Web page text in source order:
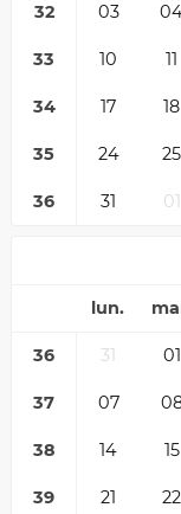
32 03
33 10 11
34 17 18
35 24 25
36 31 01
lun.
36 31 01
37 07
38 14 15
39 21 22